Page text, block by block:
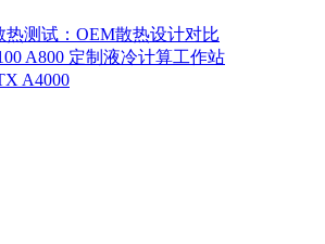
测试：OEM散热设计对比
A800 定制液冷计算工作站
A4000